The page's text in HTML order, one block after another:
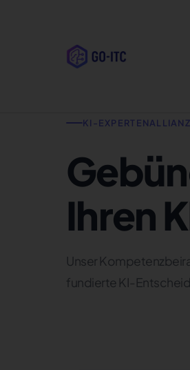
KI-EXPERTENALLIANZ
Ihren
Unser
fundierte KI-